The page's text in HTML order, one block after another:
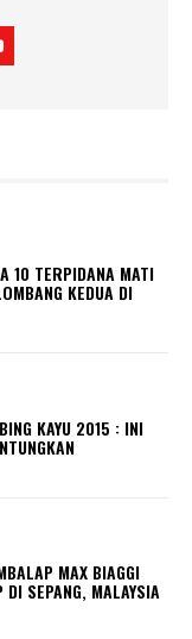
10 TERPIDANA MATI
KEDUA DI
KAYU 2015 : INI
MAX BIAGGI
SEPANG, MALAYSIA